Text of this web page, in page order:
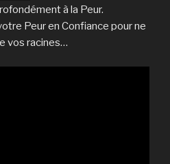
à la Peur.
Peur en Confiance pour ne
vos racines…